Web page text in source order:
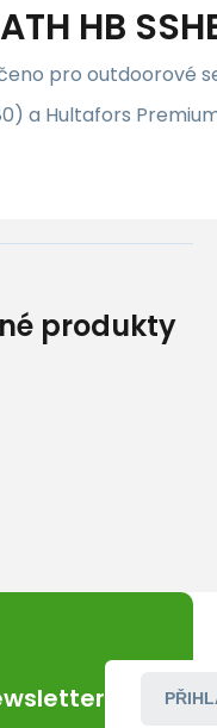
HB
pro outdoorové
a Hultafors
produkty